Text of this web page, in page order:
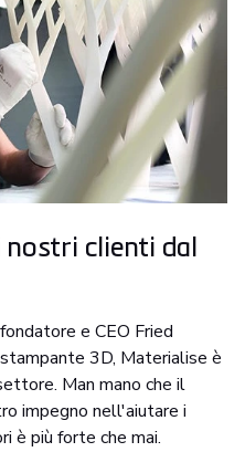
nostri clienti dal
e CEO Fried
3D, Materialise è
Man mano che il
impegno nell'aiutare i
è più forte che mai.